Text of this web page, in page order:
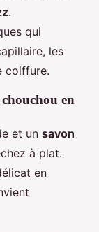
.
qui
les
coiffure.
en
et un savon
à plat.
en